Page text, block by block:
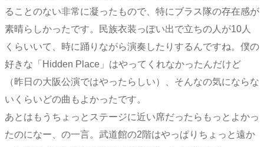
ることのない非常に凝ったもので、特にブラス隊の存在感が
素晴らしかったです。民族衣装っぽい出で立ちの人が10人
くらいいて、時に踊りながら演奏したりするんですね。僕の
好きな「Hidden Place」はやってくれなかったんだけど
（昨日の大阪公演ではやったらしい）、そんなの気にならな
いくらいどの曲もよかったです。
あとはもうちょっとステージに近い席だったらもっとよかっ
たのになー、の一言。武道館の2階はやっぱりちょっと遠か